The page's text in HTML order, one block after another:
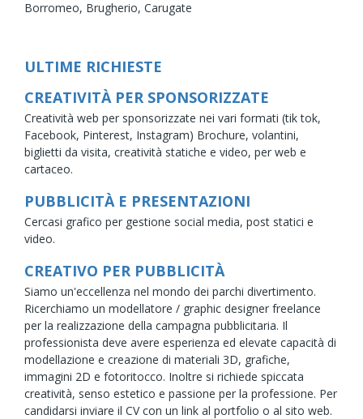
Borromeo, Brugherio, Carugate
ULTIME RICHIESTE
CREATIVITÀ PER SPONSORIZZATE
Creatività web per sponsorizzate nei vari formati (tik tok,
Facebook, Pinterest, Instagram) Brochure, volantini,
biglietti da visita, creatività statiche e video, per web e
cartaceo.
PUBBLICITÀ E PRESENTAZIONI
Cercasi grafico per gestione social media, post statici e
video.
CREATIVO PER PUBBLICITÀ
Siamo un'eccellenza nel mondo dei parchi divertimento.
Ricerchiamo un modellatore / graphic designer freelance
per la realizzazione della campagna pubblicitaria. Il
professionista deve avere esperienza ed elevate capacità di
modellazione e creazione di materiali 3D, grafiche,
immagini 2D e fotoritocco. Inoltre si richiede spiccata
creatività, senso estetico e passione per la professione. Per
candidarsi inviare il CV con un link al portfolio o al sito web.